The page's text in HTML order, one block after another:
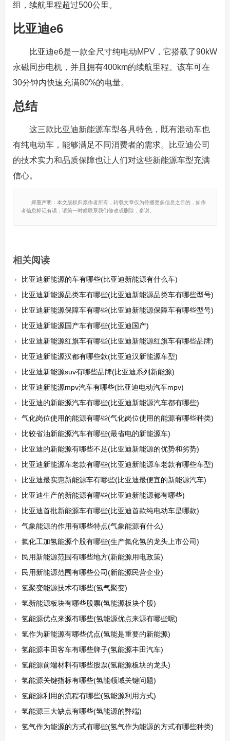
组，续航里程超过500公里。
比亚迪e6
比亚迪e6是一款全尺寸纯电动MPV，它搭载了90kW
永磁同步电机，并且拥有400km的续航里程。该车可在
30分钟内快速充满80%的电量。
总结
这三款比亚迪新能源车型各具特色，既有混动车也
有纯电动车，能够满足不同消费者的需求。比亚迪公司
的技术实力和品质保障也让人们对这些新能源车型充满
信心。
郑重声明：本文版权归原作者所有，转载文章仅为传播更多信息之目的，如作
者信息标记有误，请第一时候联系我们修改或删除，多谢。
相关阅读
比亚迪新能源的车有哪些(比亚迪新能源有什么车)
比亚迪新能源品类车有哪些(比亚迪新能源品类车有哪些型号)
比亚迪新能源保障车有哪些(比亚迪新能源保障车有哪些型号)
比亚迪新能源国产车有哪些(比亚迪国产)
比亚迪新能源红旗车有哪些(比亚迪新能源红旗车有哪些品牌)
比亚迪新能源汉都有哪些款(比亚迪汉新能源车型)
比亚迪新能源suv有哪些品牌(比亚迪系列新能源)
比亚迪新能源mpv汽车有哪些(比亚迪电动汽车mpv)
比亚迪的新能源汽车有哪些(比亚迪新能源汽车都有哪些)
气化岗位使用的能源有哪些(气化岗位使用的能源有哪些种类)
比较省油新能源汽车有哪些(最省电的新能源车)
比亚迪的新能源有哪些不足(比亚迪新能源的优势和劣势)
比亚迪新能源车老款有哪些(比亚迪新能源车老款有哪些车型)
比亚迪最实惠新能源车有哪些(比亚迪最便宜的新能源汽车)
比亚迪生产的新能源有哪些(比亚迪新能源都有哪些)
比亚迪首批新能源车有哪些(比亚迪首款纯电动车是哪款)
气象能源的作用有哪些特点(气象能源有什么)
氟化工加氢能源个股有哪些(生产氟化氢的龙头上市公司)
民用新能源范围有哪些地方(新能源用电政策)
民用新能源范围有哪些公司(新能源民营企业)
氢聚变能源技术有哪些(氢气聚变)
氢新能源板块有哪些股票(氢能源板块个股)
氢能源优点来源有哪些(氢能源优点来源有哪些呢)
氢作为新能源有哪些优点(氢能是重要的新能源)
氢能源丰田客车有哪些牌子(氢能源丰田汽车)
氢能源前端材料有哪些股票(氢能源板块的龙头)
氢能源关键指标有哪些(氢能领域关键问题)
氢能源利用的流程有哪些(氢能源利用方式)
氢能源三大缺点有哪些(氢能源的弊端)
氢气作为能源的方式有哪些(氢气作为能源的方式有哪些种类)